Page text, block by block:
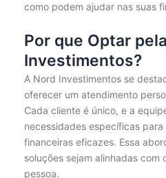
como podem ajudar nas suas
Por que Optar
Investimentos?
A Nord Investimentos se
oferecer um atendimento
Cada cliente é único, e a
necessidades específicas
financeiras eficazes. Essa
soluções sejam alinhadas com
pessoa.